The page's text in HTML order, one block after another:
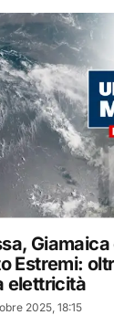
Estremi:
elettricità
2025, 18:15